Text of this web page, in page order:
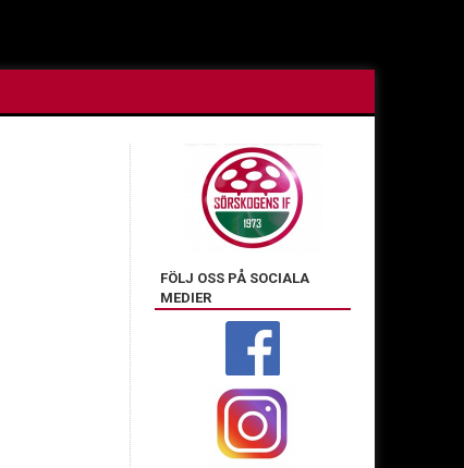
FÖLJ OSS PÅ SOCIALA
MEDIER